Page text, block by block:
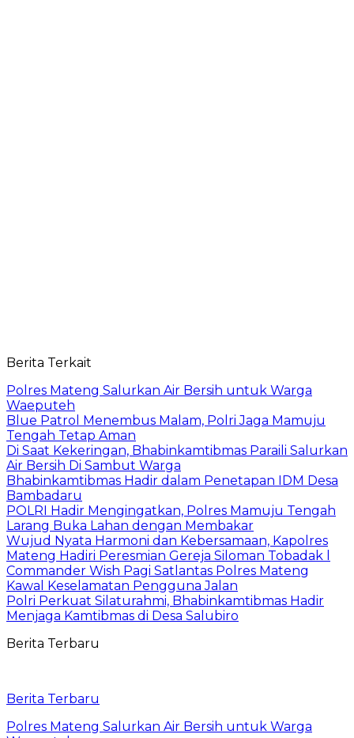
Berita Terkait
Polres Mateng Salurkan Air Bersih untuk Warga
Waeputeh
Blue Patrol Menembus Malam, Polri Jaga Mamuju
Tengah Tetap Aman
Di Saat Kekeringan, Bhabinkamtibmas Paraili Salurkan
Air Bersih Di Sambut Warga
Bhabinkamtibmas Hadir dalam Penetapan IDM Desa
Bambadaru
POLRI Hadir Mengingatkan, Polres Mamuju Tengah
Larang Buka Lahan dengan Membakar
Wujud Nyata Harmoni dan Kebersamaan, Kapolres
Mateng Hadiri Peresmian Gereja Siloman Tobadak l
Commander Wish Pagi Satlantas Polres Mateng
Kawal Keselamatan Pengguna Jalan
Polri Perkuat Silaturahmi, Bhabinkamtibmas Hadir
Menjaga Kamtibmas di Desa Salubiro
Berita Terbaru
Berita Terbaru
Polres Mateng Salurkan Air Bersih untuk Warga